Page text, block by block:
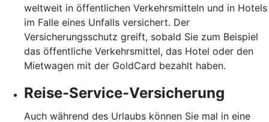
weltweit in öffentlichen Verkehrsmitteln und in Hotels
im Falle eines Unfalls versichert. Der
Versicherungsschutz greift, sobald Sie zum Beispiel
das öffentliche Verkehrsmittel, das Hotel oder den
Mietwagen mit der GoldCard bezahlt haben.
Reise-Service-Versicherung
Auch während des Urlaubs können Sie mal in eine